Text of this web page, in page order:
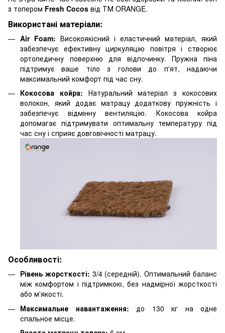
з топером Fresh Cocos від ТМ ORANGE.
Використані матеріали:
Air Foam: Високоякісний і еластичний матеріал, який
забезпечує ефективну циркуляцію повітря і створює
ортопедичну поверхню для відпочинку. Пружна піна
підтримує ваше тіло з голови до п'ят, надаючи
максимальний комфорт під час сну.
Кокосова койра: Натуральний матеріал з кокосових
волокон, який додає матрацу додаткову пружність і
забезпечує відмінну вентиляцію. Кокосова койра
допомагає підтримувати оптимальну температуру під
час сну і сприяє довговічності матрацу.
Особливості:
Рівень жорсткості: 3/4 (середній). Оптимальний баланс
між комфортом і підтримкою, без надмірної жорсткості
або м'якості.
Максимальне навантаження: до 130 кг на одне
спальное місце.